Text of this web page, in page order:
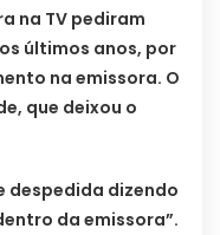
na TV pediram
últimos anos, por
na emissora. O
que deixou o
despedida dizendo
da emissora”.